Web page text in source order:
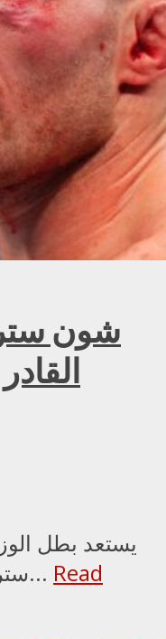
شون
يستعد بطل
ستريكلاند، للعودة إلى الأضواء... Read